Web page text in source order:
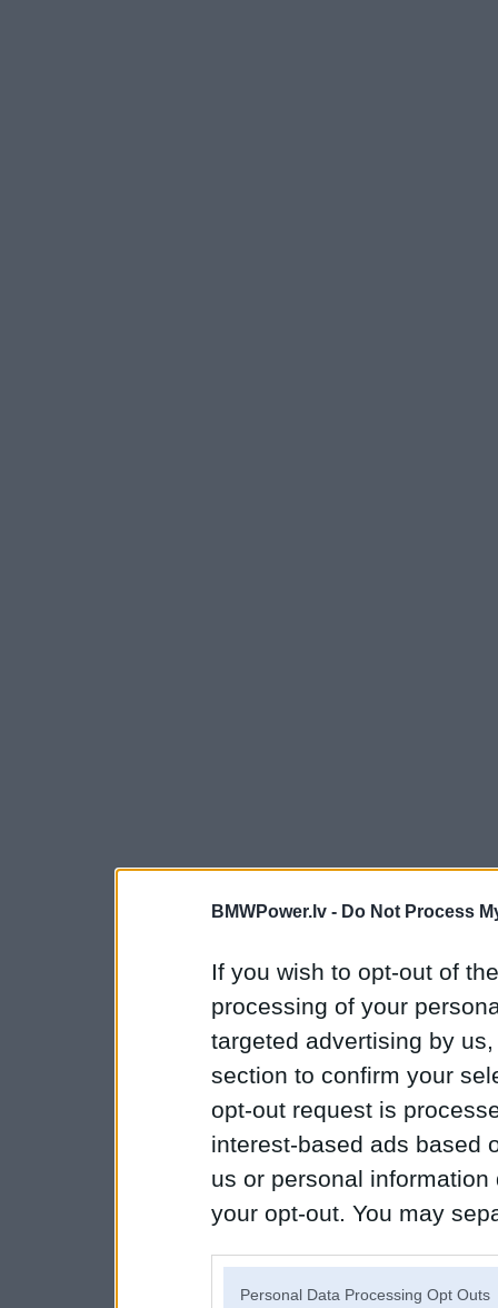
BMWPower.lv - Do Not Process
If you wish to opt-out of
processing of your
targeted advertising by
section to confirm your
opt-out request is
interest-based ads based
us or personal
your opt-out. You may
Personal Data Processing Opt Outs